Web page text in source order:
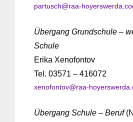
partusch@raa-
Übergang Grundschule –
Schule
Erika Xenofontov
Tel. 03571 – 416072
xenofontov@raa-
Übergang Schule – Beruf